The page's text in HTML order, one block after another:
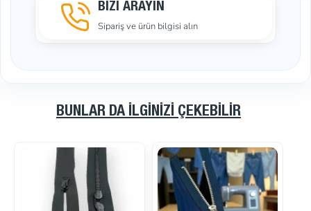
BİZİ ARAYIN
Sipariş ve ürün bilgisi alın
BUNLAR DA İLGINIZI ÇEKEBILIR